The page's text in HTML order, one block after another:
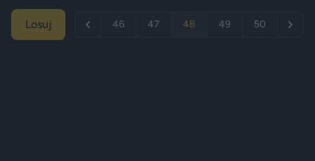
Losuj 46 47 48 49 50